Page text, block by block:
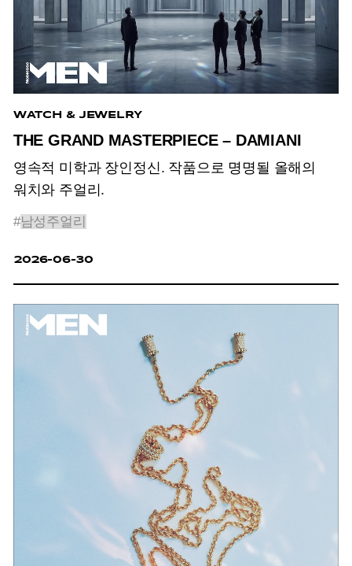
WATCH & JEWELRY
THE GRAND MASTERPIECE – DAMIANI
영속적 미학과 장인정신. 작품으로 명명될 올해의
워치와 주얼리.
#남성주얼리
2026-06-30